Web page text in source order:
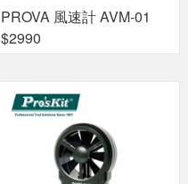
PROVA 風速計 AVM-01
$2990